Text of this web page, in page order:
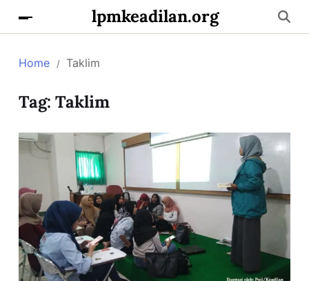
lpmkeadilan.org
Home Taklim
Tag: Taklim